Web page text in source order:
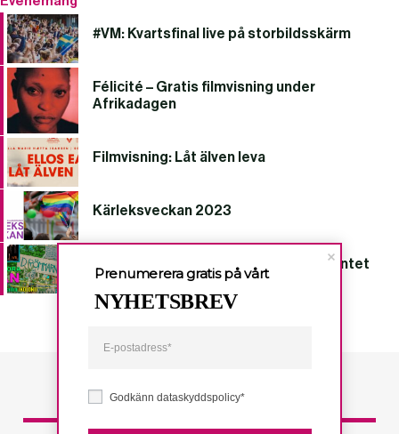
#VM: Kvartsfinal live på storbildsskärm
Félicité – Gratis filmvisning under
Afrikadagen
Filmvisning: Låt älven leva
Kärleksveckan 2023
Bubblans drömmiga kväll på Monumentet
Godkänn dataskyddspolicy*
Prenumerera gratis på vårt
NYHETSBREV